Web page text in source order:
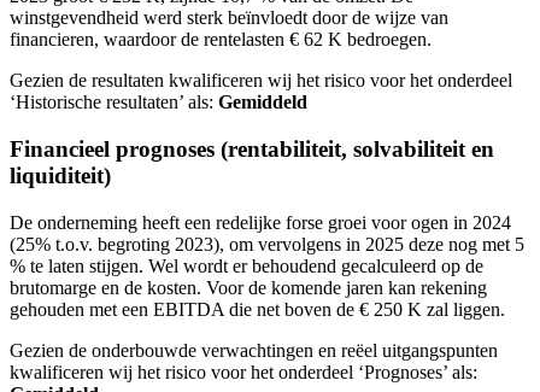
winstgevendheid werd sterk beïnvloedt door de wijze van
financieren, waardoor de rentelasten € 62 K bedroegen.
Gezien de resultaten kwalificeren wij het risico voor het onderdeel
‘Historische resultaten’ als: Gemiddeld
Financieel prognoses (rentabiliteit, solvabiliteit en
liquiditeit)
De onderneming heeft een redelijke forse groei voor ogen in 2024
(25% t.o.v. begroting 2023), om vervolgens in 2025 deze nog met 5
% te laten stijgen. Wel wordt er behoudend gecalculeerd op de
brutomarge en de kosten. Voor de komende jaren kan rekening
gehouden met een EBITDA die net boven de € 250 K zal liggen.
Gezien de onderbouwde verwachtingen en reëel uitgangspunten
kwalificeren wij het risico voor het onderdeel ‘Prognoses’ als: